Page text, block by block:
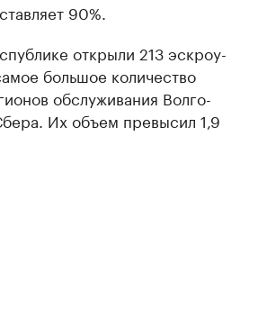
90%.
открыли 213 эскроу-
большое количество
обслуживания Волго-
Их объем превысил 1,9